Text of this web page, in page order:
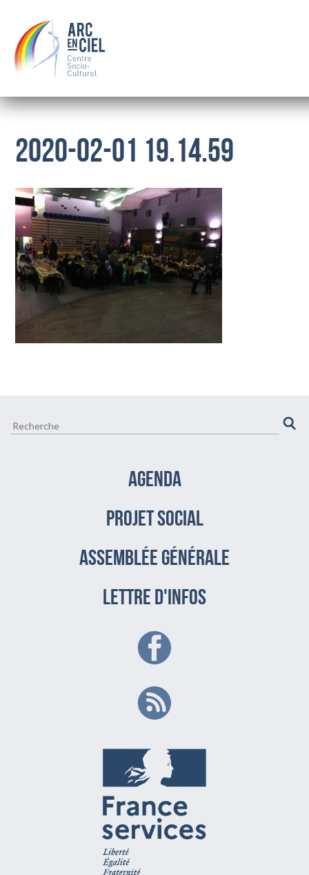
QUI SOMMES-NOUS ?
LE CONSEIL D’ADMINISTRATION
LES SALARIÉS
OÙ NOUS TROUVER
BOURSE
FAMILLE
SOLIDARITÉ
2020-02-01 19.14.59
AGENDA
PROJET SOCIAL
assemblée générale
LETTRE D'INFOS